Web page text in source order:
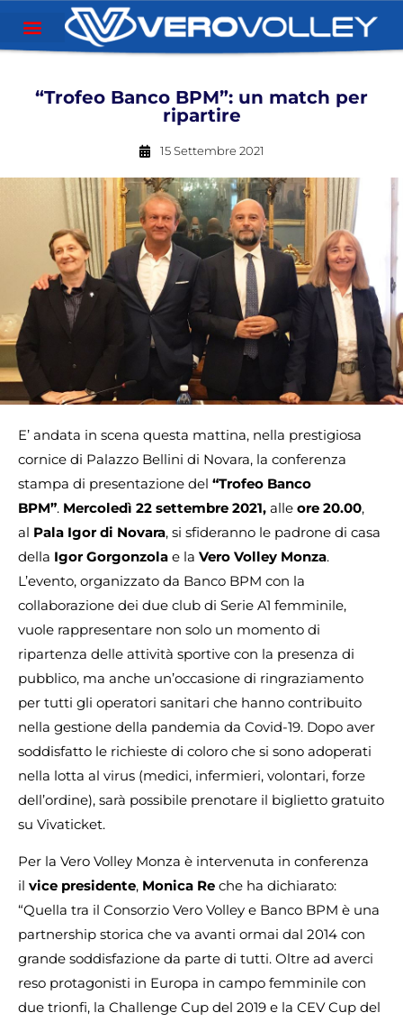
“Trofeo Banco BPM”: un match per
ripartire
15 Settembre 2021
E’ andata in scena questa mattina, nella prestigiosa
cornice di Palazzo Bellini di Novara, la conferenza
stampa di presentazione del “Trofeo Banco
BPM”. Mercoledì 22 settembre 2021, alle ore 20.00,
al Pala Igor di Novara, si sfideranno le padrone di casa
della Igor Gorgonzola e la Vero Volley Monza.
L’evento, organizzato da Banco BPM con la
collaborazione dei due club di Serie A1 femminile,
vuole rappresentare non solo un momento di
ripartenza delle attività sportive con la presenza di
pubblico, ma anche un’occasione di ringraziamento
per tutti gli operatori sanitari che hanno contribuito
nella gestione della pandemia da Covid-19. Dopo aver
soddisfatto le richieste di coloro che si sono adoperati
nella lotta al virus (medici, infermieri, volontari, forze
dell’ordine), sarà possibile prenotare il biglietto gratuito
su Vivaticket.
Per la Vero Volley Monza è intervenuta in conferenza
il vice presidente, Monica Re che ha dichiarato:
“Quella tra il Consorzio Vero Volley e Banco BPM è una
partnership storica che va avanti ormai dal 2014 con
grande soddisfazione da parte di tutti. Oltre ad averci
reso protagonisti in Europa in campo femminile con
due trionfi, la Challenge Cup del 2019 e la CEV Cup del